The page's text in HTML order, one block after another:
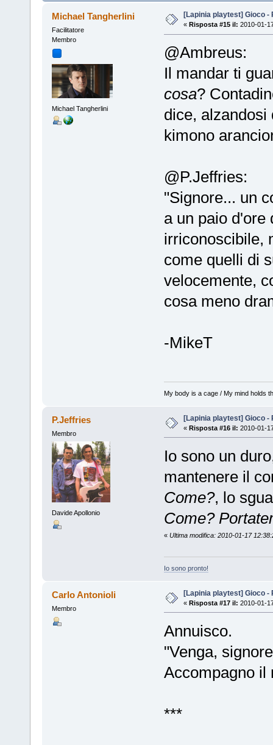
Michael Tangherlini
Facilitatore
Membro
Michael Tangherlini
[Lapinia playtest] Gioco -
« Risposta #15 il: 2010-01-
@Ambreus:
Il mandar ti
cosa?
dice, alzandosi
kimono
@P.Jeffries:
"Signore... un
a un paio d'ore
irriconoscibile,
come quelli di
velocemente,
cosa meno
-MikeT
My body is a cage / My mind holds
P.Jeffries
Membro
Davide Apollonio
[Lapinia playtest] Gioco -
« Risposta #16 il: 2010-01-
Io sono un
mantenere il
Come?, lo
Come?
« Ultima modifica: 2010-01-17
Io sono pronto!
Carlo Antonioli
Membro
[Lapinia playtest] Gioco -
« Risposta #17 il: 2010-01-
Annuisco.
"Venga,
Accompagno il
***